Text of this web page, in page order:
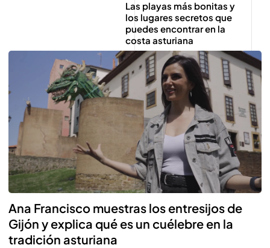
Las playas más bonitas y
los lugares secretos que
puedes encontrar en la
costa asturiana
Ana Francisco muestras los entresijos de
Gijón y explica qué es un cuélebre en la
tradición asturiana